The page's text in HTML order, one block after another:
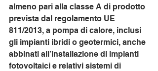
almeno pari alla classe A di prodotto
prevista dal regolamento UE
811/2013, a pompa di calore, inclusi
gli impianti ibridi o geotermici, anche
abbinati all’installazione di impianti
fotovoltaici e relativi sistemi di